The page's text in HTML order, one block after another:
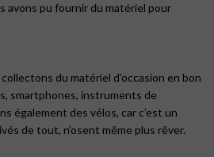
avons pu fournir du matériel pour
du matériel d’occasion en bon
smartphones, instruments de
également des vélos, car c’est un
de tout, n’osent même plus rêver.